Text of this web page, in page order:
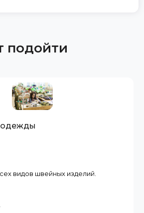
подойти
одежды
видов швейных изделий.